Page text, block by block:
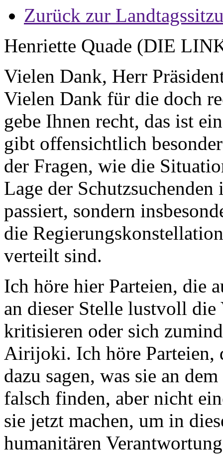
Zurück zur
Henriette Quade (DIE
Vielen Dank, Herr
Vielen Dank für die doch
gebe Ihnen recht, das ist
gibt offensichtlich
der Fragen, wie die
Lage der
passiert, sondern
die
verteilt sind.
Ich höre hier Parteien, die
an dieser Stelle lustvoll die
kritisieren oder sich
Airijoki. Ich höre Parteien,
dazu sagen, was sie an
falsch finden, aber nicht
sie jetzt machen, um in
humanitären